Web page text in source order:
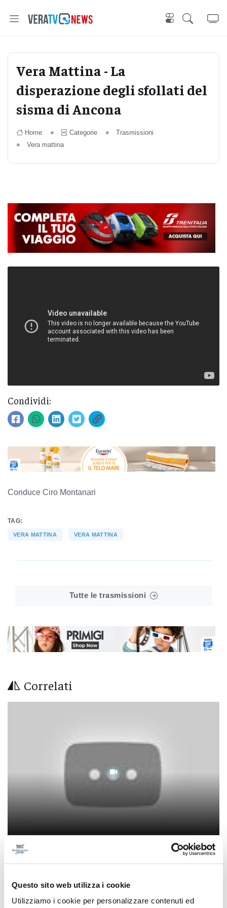
Questo sito web utilizza i cookie
Utilizziamo i cookie per personalizzare contenuti ed
Vera Mattina - La
disperazione degli sfollati del
sisma di Ancona
Home Categorie
Trasmissioni
Vera mattina
Condividi:
Conduce Ciro Montanari
TAG:
VERA MATTINA VERA MATTINA
Tutte le trasmissioni
Correlati
Vera Mattina - Le vacanze dei marchigiani: tra
09/01/2024